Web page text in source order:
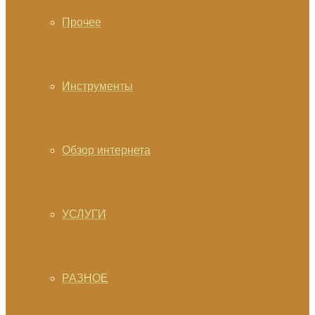
Прочее
Инструменты
Обзор интернета
УСЛУГИ
РАЗНОЕ